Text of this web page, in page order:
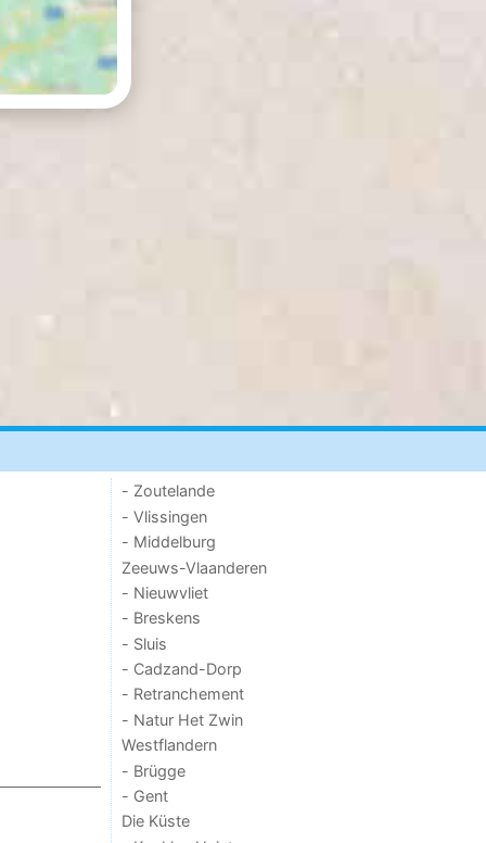
- Zoutelande
- Vlissingen
- Middelburg
Zeeuws-Vlaanderen
- Nieuwvliet
- Breskens
- Sluis
- Cadzand-Dorp
- Retranchement
- Natur Het Zwin
Westflandern
- Brügge
- Gent
Die Küste